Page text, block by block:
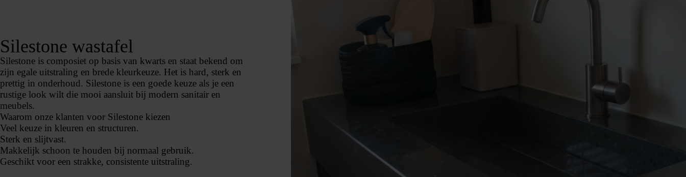
Silestone wastafel
Silestone is composiet op basis van kwarts en staat bekend om
zijn egale uitstraling en brede kleurkeuze. Het is hard, sterk en
prettig in onderhoud. Silestone is een goede keuze als je een
rustige look wilt die mooi aansluit bij modern sanitair en
meubels.
Waarom onze klanten voor Silestone kiezen
Veel keuze in kleuren en structuren.
Sterk en slijtvast.
Makkelijk schoon te houden bij normaal gebruik.
Geschikt voor een strakke, consistente uitstraling.